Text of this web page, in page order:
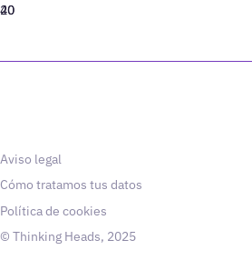
40
20
Aviso legal
Cómo tratamos tus datos
Política de cookies
© Thinking Heads, 2025